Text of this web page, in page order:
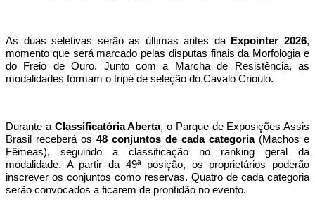
As duas seletivas serão as últimas antes da Expointer 2026,
momento que será marcado pelas disputas finais da Morfologia e
do Freio de Ouro. Junto com a Marcha de Resistência, as
modalidades formam o tripé de seleção do Cavalo Crioulo.
Durante a Classificatória Aberta, o Parque de Exposições Assis
Brasil receberá os 48 conjuntos de cada categoria (Machos e
Fêmeas), seguindo a classificação no ranking geral da
modalidade. A partir da 49ª posição, os proprietários poderão
inscrever os conjuntos como reservas. Quatro de cada categoria
serão convocados a ficarem de prontidão no evento.